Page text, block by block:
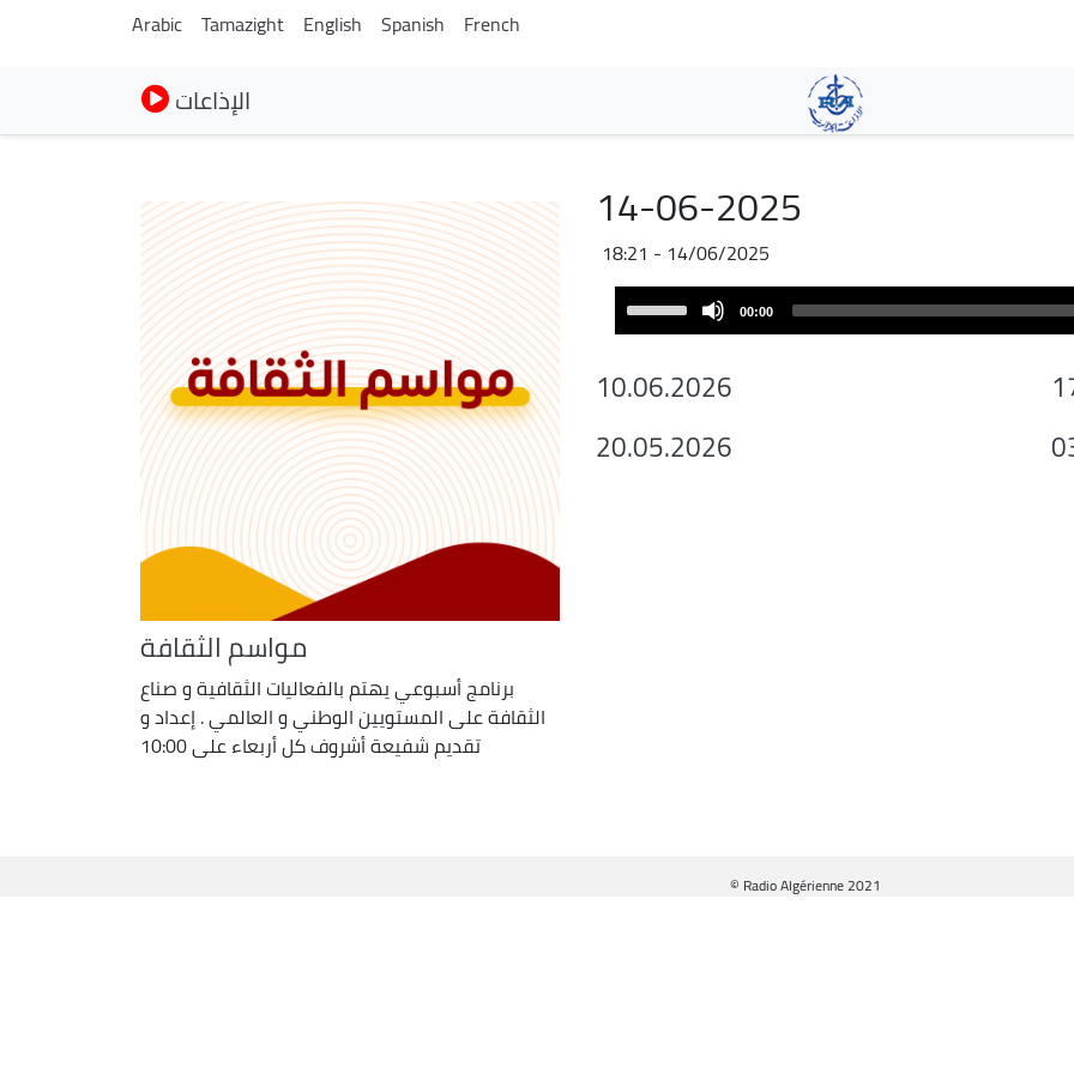
main
content
Arabic Tamazight English Spanish French
الإذاعات
14-06-2025
14/06/2025 - 18:21
Player
00:00
Up/Down
keys
increase
decrease
10.06.2026
20.05.2026
مواسم الثقافة
برنامج أسبوعي يهتم بالفعاليات الثقافية و صناع
الثقافة على المستويين الوطني و العالمي . إعداد و
تقديم شفيعة أشروف كل أربعاء على 10:00
© Radio Algérienne 2021